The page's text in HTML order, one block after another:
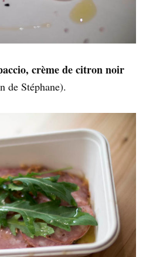
crème de citron noir
de Stéphane).